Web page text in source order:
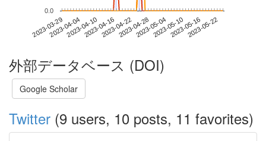
2023-03-292023-04-042023-04-102023-04-162023-04-222023-04-282023-05-042023-05-102023-05-162023-05-22
0.0
外部データベース (DOI)
Google Scholar
Twitter (9 users, 10 posts, 11 favorites)